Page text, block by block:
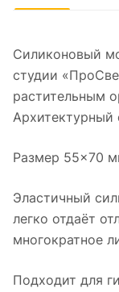
Силиконовый
студии
растительным
Архитектурный
Размер 55×70
Эластичный
легко отдаёт
многократное
Подходит для